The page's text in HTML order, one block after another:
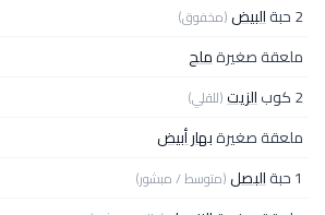
2 حبة البيض(مخفوق)
ملعقة صغيرةملح
2 كوب
الزيت(للقلي)
ملعقة صغيرةبهار أبيض
1 حبة
البصل(متوسط / مبشور)